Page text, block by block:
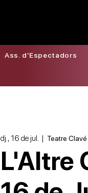
Ass. d'Espectadors
dj., 16 de jul.
  |
Teatre Clavé
L'Altre